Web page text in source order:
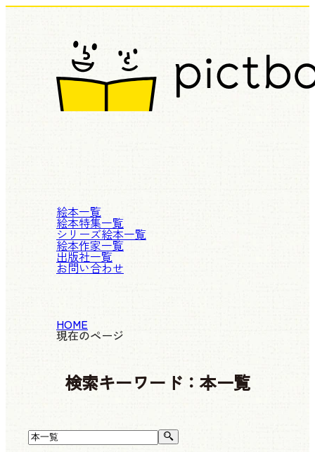
絵本一覧
絵本特集一覧
シリーズ絵本一覧
絵本作家一覧
出版社一覧
お問い合わせ
HOME
現在のページ
検索キーワード：本一覧